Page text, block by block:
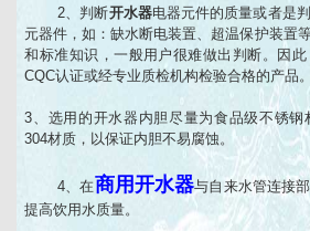
2、判断开水器电器元件的质量或者是
元器件，如：缺水断电装置、超温保护装置
和标准知识，一般用户很难做出判断。因
CQC认证或经专业质检机构检验合格的产品。
3、选用的开水器内胆尽量为食品级不锈
304材质，以保证内胆不易腐蚀。
4、在商用开水器与自来水管连接
提高饮用水质量。